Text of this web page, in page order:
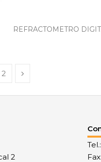
REFRACTOMETRO
2
2